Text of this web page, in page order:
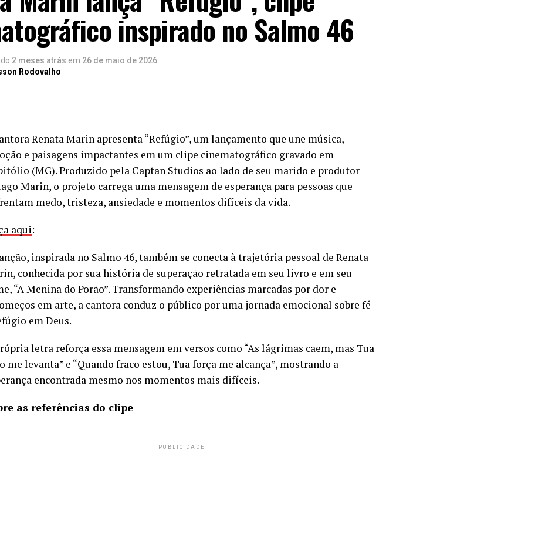
inspirado no Salmo 46
2 meses atrás em 26 de maio de 2026
Rodovalho
Renata Marin apresenta “Refúgio”, um lançamento que une música,
e paisagens impactantes em um clipe cinematográfico gravado em
(MG). Produzido pela Captan Studios ao lado de seu marido e produtor
Marin, o projeto carrega uma mensagem de esperança para pessoas que
medo, tristeza, ansiedade e momentos difíceis da vida.
aqui:
inspirada no Salmo 46, também se conecta à trajetória pessoal de Renata
conhecida por sua história de superação retratada em seu livro e em seu
“A Menina do Porão”. Transformando experiências marcadas por dor e
em arte, a cantora conduz o público por uma jornada emocional sobre fé
em Deus.
letra reforça essa mensagem em versos como “As lágrimas caem, mas Tua
me levanta” e “Quando fraco estou, Tua força me alcança”, mostrando a
encontrada mesmo nos momentos mais difíceis.
as referências do clipe
PUBLICIDADE